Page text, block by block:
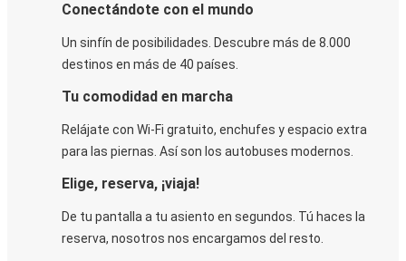
Conectándote con el mundo
Un sinfín de posibilidades. Descubre más de 8.000
destinos en más de 40 países.
Tu comodidad en marcha
Relájate con Wi-Fi gratuito, enchufes y espacio extra
para las piernas. Así son los autobuses modernos.
Elige, reserva, ¡viaja!
De tu pantalla a tu asiento en segundos. Tú haces la
reserva, nosotros nos encargamos del resto.